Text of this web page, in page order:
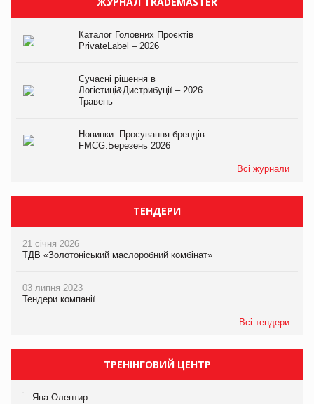
Каталог Головних Проєктів
PrivateLabel – 2026
Сучасні рішення в
Логістиці&Дистрибуції – 2026.
Травень
Новинки. Просування брендів
FMCG.Березень 2026
Всі журнали
ТЕНДЕРИ
21 січня 2026
ТДВ «Золотоніський маслоробний комбінат»
03 липня 2023
Тендери компанії
Всі тендери
ТРЕНІНГОВИЙ ЦЕНТР
Яна Олентир